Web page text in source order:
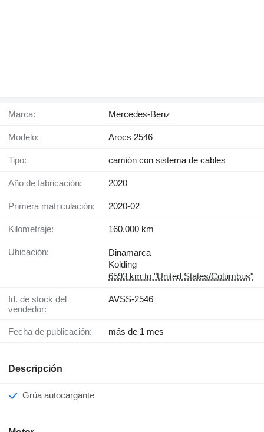
Marca: Mercedes-Benz
Modelo: Arocs 2546
Tipo: camión con sistema de cables
Año de fabricación: 2020
Primera matriculación: 2020-02
Kilometraje: 160.000 km
Ubicación:
Dinamarca
Kolding
6593 km to "United States/Columbus"
Id. de stock del
vendedor:
AVSS-2546
Fecha de publicación: más de 1 mes
Descripción
Grúa autocargante